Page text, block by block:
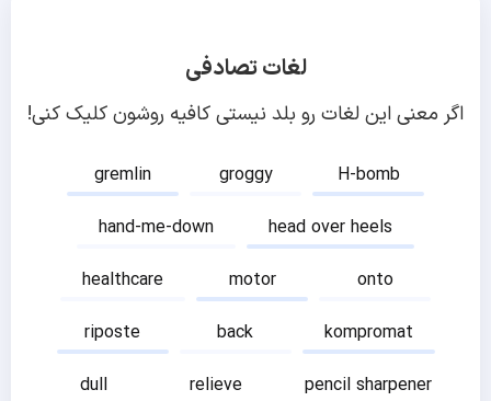
لغات تصادفی
اگر معنی این لغات رو بلد نیستی کافیه روشون کلیک کنی!
gremlin groggy
H-bomb
hand-me-down
head over heels
healthcare
motor
onto
riposte
back
kompromat
dull
relieve
pencil sharpener